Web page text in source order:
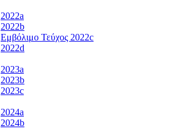
2022a
2022b
Εμβόλιμο Τεύχος 2022c
2022d
2023a
2023b
2023c
2024a
2024b